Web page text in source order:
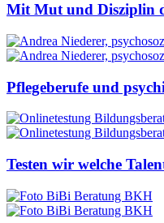
Mit Mut und Disziplin
Pflegeberufe und
Testen wir welche